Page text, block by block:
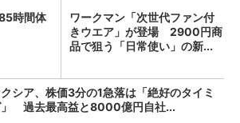
時間体
ワークマン「次世代ファン付
きウエア」が登場 2900円商
品で狙う「日常使い」の新...
シア、株価3分の1急落は「絶好のタイミ
」 過去最高益と8000億円自社...